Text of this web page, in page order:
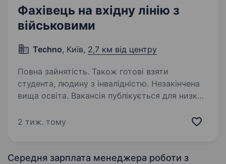
Фахівець на вхідну лінію з
військовими
Techno, Київ, 2,7 км від центру
Повна зайнятість. Також готові взяти
студента, людину з інвалідністю. Незакінчена
вища освіта. Вакансія публікується для низки
постійно йде найм на різні посади. Робота
випробувального терміну…
2 тиж. тому
Середня зарплата менеджера роботи з